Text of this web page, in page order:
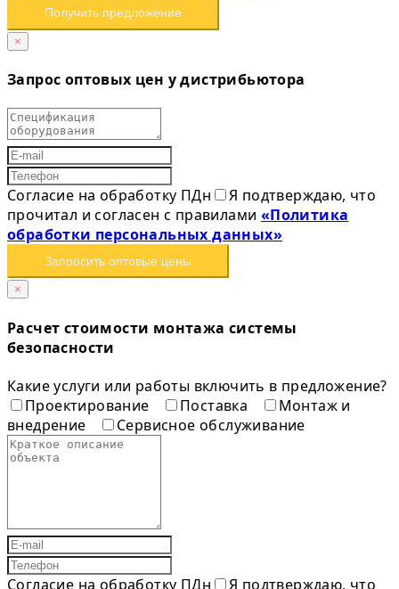
Получить предложение
×
Запрос оптовых цен у дистрибьютора
Согласие на обработку ПДн
Я подтверждаю, что
прочитал и согласен с правилами «Политика
обработки персональных данных»
Запросить оптовые цены
×
Расчет стоимости монтажа системы
безопасности
Какие услуги или работы включить в предложение?
Проектирование
Поставка
Монтаж и
внедрение
Сервисное обслуживание
Согласие на обработку ПДн Я подтверждаю, что